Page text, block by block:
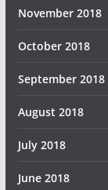
November 2018
October 2018
September 2018
August 2018
July 2018
June 2018